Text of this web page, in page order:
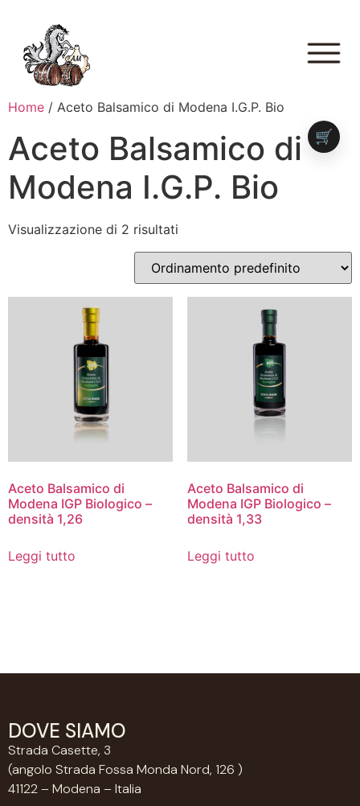
Home / Aceto Balsamico di Modena I.G.P. Bio
Aceto Balsamico di
Modena I.G.P. Bio
Visualizzazione di 2 risultati
Aceto Balsamico di
Modena IGP Biologico –
densità 1,26
Leggi tutto
Aceto Balsamico di
Modena IGP Biologico –
densità 1,33
Leggi tutto
DOVE SIAMO
Strada Casette, 3
(angolo Strada Fossa Monda Nord, 126 )
41122 – Modena – Italia
🛒